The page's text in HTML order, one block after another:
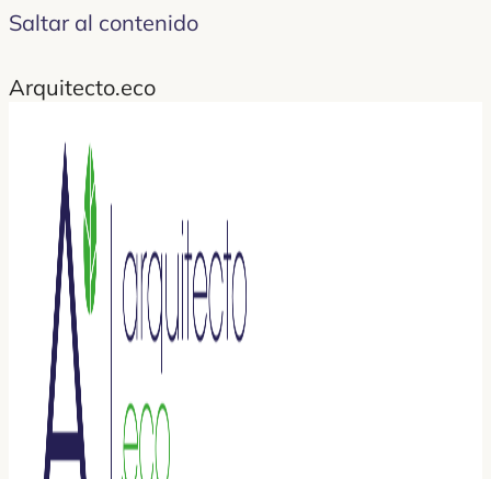
Saltar al contenido
Arquitecto.eco